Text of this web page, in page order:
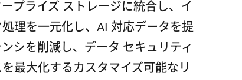
プライズ ストレージに統合し、イ
理を一元化し、AI 対応データを提
シを削減し、データ セキュリティ
最大化するカスタマイズ可能なリ